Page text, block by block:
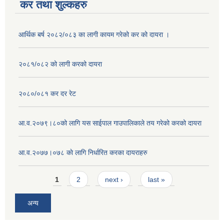
कर तथा शुल्कहरु
आर्थिक बर्ष २०८२/०८३ का लागी कायम गरेको कर को दायरा ।
२०८१/०८२ को लागी करको दायरा
२०८०/०८१ कर दर रेट
आ.व.२०७९।८०को लागि यस साईपाल गाउपालिकाले तय गरेको करको दायरा
आ‍.व.२०७७।०७८ काे लागि निर्धारित करका दायराहरु
Pages1 2 next › last »
अन्य